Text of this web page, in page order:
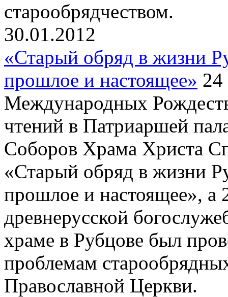
старообрядчеством.
30.01.2012
«Старый обряд в жизни
прошлое и настоящее» 24
Международных
чтений в Патриаршей
Соборов Храма Христа
«Старый обряд в жизни
прошлое и настоящее», а
древнерусской
храме в Рубцове был
проблемам
Православной Церкви.